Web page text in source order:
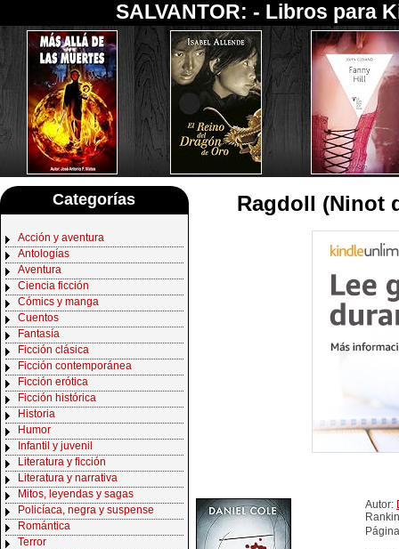
SALVANTOR: - Libros para
Categorías
Acción y aventura
Antologías
Aventura
Ciencia ficción
Cómics y manga
Cuentos
Fantasía
Ficción clásica
Ficción contemporánea
Ficción erótica
Ficción histórica
Historia
Humor
Infantil y juvenil
Literatura y ficción
Literatura y narrativa
Mitos, leyendas y sagas
Policíaca, negra y suspense
Romántica
Terror
Ragdoll (Ninot
Autor: